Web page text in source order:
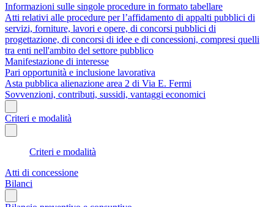
Informazioni sulle singole procedure in formato tabellare
Atti relativi alle procedure per l’affidamento di appalti pubblici di
servizi, forniture, lavori e opere, di concorsi pubblici di
progettazione, di concorsi di idee e di concessioni, compresi quelli
tra enti nell'ambito del settore pubblico
Manifestazione di interesse
Pari opportunità e inclusione lavorativa
Asta pubblica alienazione area 2 di Via E. Fermi
Sovvenzioni, contributi, sussidi, vantaggi economici
Criteri e modalità
Criteri e modalità
Atti di concessione
Bilanci